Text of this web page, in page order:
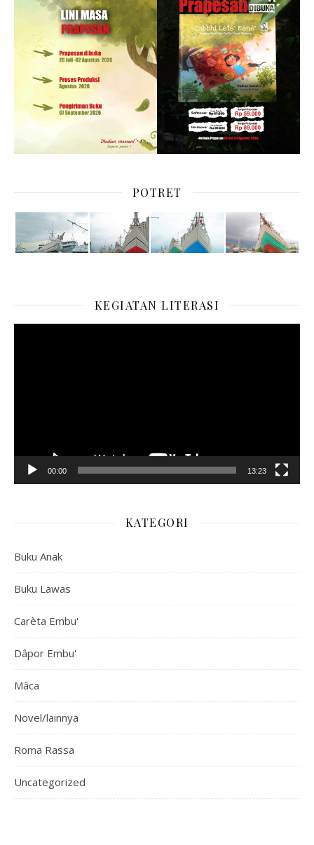
POTRET
KEGIATAN LITERASI
00:00 13:23
KATEGORI
Buku Anak
Buku Lawas
Carèta Embu'
Dâpor Embu'
Mâca
Novel/lainnya
Roma Rassa
Uncategorized